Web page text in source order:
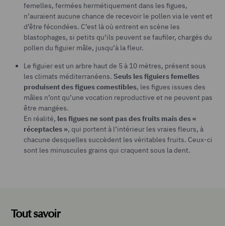
femelles, fermées hermétiquement dans les figues,
n’auraient aucune chance de recevoir le pollen via le vent et
d’être fécondées. C’est là où entrent en scène les
blastophages, si petits qu’ils peuvent se faufiler, chargés du
pollen du figuier mâle, jusqu’à la fleur.
Le figuier est un arbre haut de 5 à 10 mètres, présent sous
les climats méditerranéens. Seuls les figuiers femelles
produisent des figues comestibles, les figues issues des
mâles n’ont qu’une vocation reproductive et ne peuvent pas
être mangées.
En réalité, les figues ne sont pas des fruits mais des «
réceptacles », qui portent à l’intérieur les vraies fleurs, à
chacune desquelles succèdent les véritables fruits. Ceux-ci
sont les minuscules grains qui craquent sous la dent.
Tout savoir